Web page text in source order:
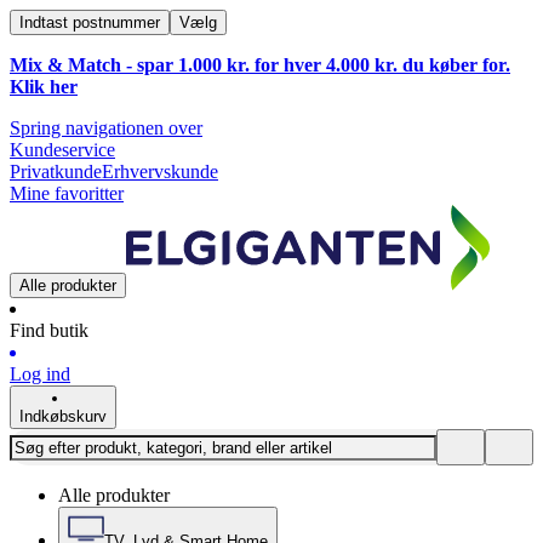
Indtast postnummer Vælg
Mix & Match - spar 1.000 kr. for hver 4.000 kr. du køber for.
Klik her
Spring navigationen over
Kundeservice
PrivatkundeErhvervskunde
Mine favoritter
Alle produkter
Find butik
Log ind
Indkøbskurv
Alle produkter